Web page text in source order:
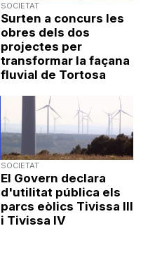
SOCIETAT
Surten a concurs les
obres dels dos
projectes per
transformar la façana
fluvial de Tortosa
SOCIETAT
El Govern declara
d'utilitat pública els
parcs eòlics Tivissa III
i Tivissa IV